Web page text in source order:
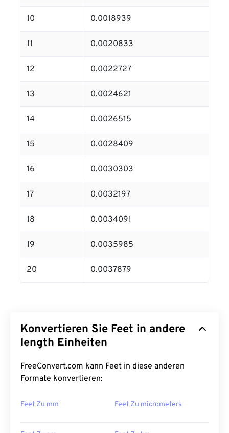
10 0.0018939
11 0.0020833
12 0.0022727
13 0.0024621
14 0.0026515
15 0.0028409
16 0.0030303
17 0.0032197
18 0.0034091
19 0.0035985
20 0.0037879
Konvertieren Sie Feet in andere
length Einheiten
FreeConvert.com kann Feet in diese anderen
Formate konvertieren:
Feet Zu mm Feet Zu micrometers